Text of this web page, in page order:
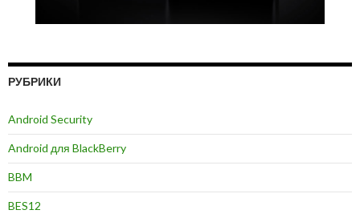
РУБРИКИ
Android Security
Android для BlackBerry
BBM
BES12